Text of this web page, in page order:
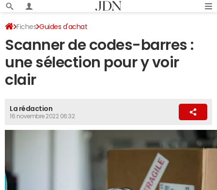
Fiches Guides d'achat
Guide d'achat des fournitures de bureau
Scanner de codes-barres :
une sélection pour y voir
clair
La rédaction
16 novembre 2022 06:32